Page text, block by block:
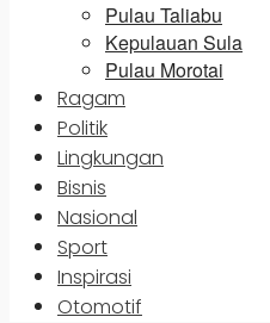
Pulau Taliabu
Kepulauan Sula
Pulau Morotai
Ragam
Politik
Lingkungan
Bisnis
Nasional
Sport
Inspirasi
Otomotif